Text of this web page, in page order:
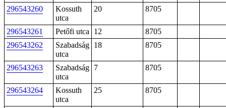
296543260
Kossuth
utca
20 8705
296543261 Petőfi utca 12
8705
296543262
Szabadság
utca
18 8705
296543263
Szabadság
utca
7 8705
296543264
Kossuth
utca
25 8705